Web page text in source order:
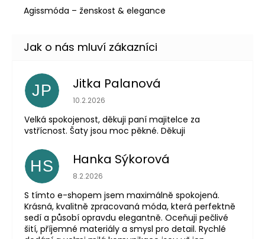
Agissmóda – ženskost & elegance
JP Jitka Palanová
Hodnocení obchodu je 5 z 5 hvězdiček.
10.2.2026
Velká spokojenost, děkuji paní majitelce za
vstřícnost. Šaty jsou moc pěkné. Děkuji
HS Hanka Sýkorová
Hodnocení obchodu je 5 z 5 hvězdiček.
8.2.2026
S tímto e-shopem jsem maximálně spokojená.
Krásná, kvalitně zpracovaná móda, která perfektně
sedí a působí opravdu elegantně. Oceňuji pečlivé
šití, příjemné materiály a smysl pro detail. Rychlé